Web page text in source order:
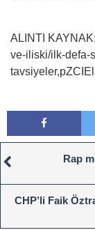
ALINTI
ve-iliski/ilk-defa-
Rap
CHP’li Faik